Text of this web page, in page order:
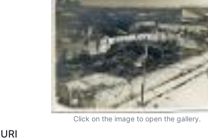
Click on the image to open the gallery.
URI